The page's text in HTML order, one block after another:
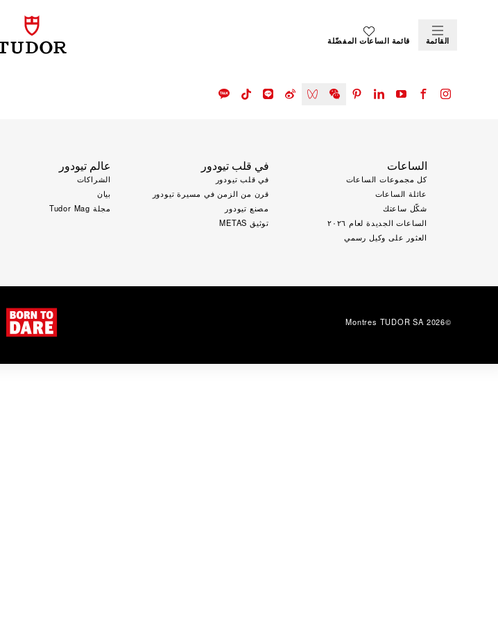
القائمة قائمة الساعات المفضّلة
الساعات
كل مجموعات الساعات
عائلة الساعات
شكّل ساعتك
الساعات الجديدة لعام ٢٠٢٦
العثور على وكيل رسمي
في قلب تيودور
في قلب تيودور
قرن من الزمن في مسيرة تيودور
مصنع تيودور
توثيق METAS
عالم تيودور
الشراكات
بيان
مجلة Tudor Mag
©2026 Montres TUDOR SA